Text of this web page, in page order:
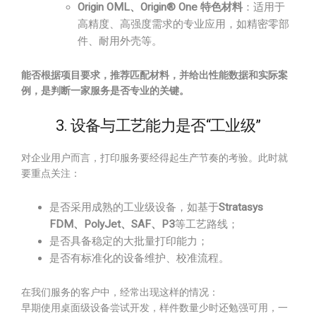
Origin OML、Origin® One 特色材料 ：适用于
高精度、高强度需求的专业应用，如精密零部
件、耐用外壳等。
能否根据项目要求，推荐匹配材料，并给出性能数据和实际案
例，是判断一家服务是否专业的关键。
3. 设备与工艺能力是否“工业级”
对企业用户而言，打印服务要经得起生产节奏的考验。此时就
要重点关注：
是否采用成熟的工业级设备，如基于Stratasys
FDM、PolyJet、SAF、P3等工艺路线；
是否具备稳定的大批量打印能力；
是否有标准化的设备维护、校准流程。
在我们服务的客户中，经常出现这样的情况：
早期使用桌面级设备尝试开发，样件数量少时还勉强可用，一